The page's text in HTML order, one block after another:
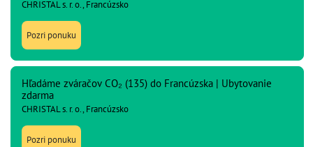
CHRISTAL s. r. o., Francúzsko
Pozri ponuku
Hľadáme zváračov CO₂ (135) do Francúzska | Ubytovanie
zdarma
CHRISTAL s. r. o., Francúzsko
Pozri ponuku